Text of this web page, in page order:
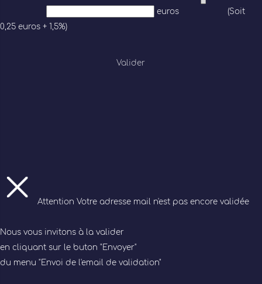
euros
(Soit
0,25 euros + 1,5%)
Valider
Attention Votre adresse mail n'est pas encore validée
Nous vous invitons à la valider
en cliquant sur le buton "Envoyer"
du menu "Envoi de l'email de validation"